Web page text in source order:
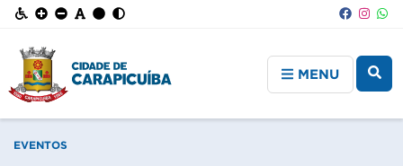
MENU
EVENTOS